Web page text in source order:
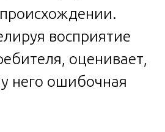
восприятие
оценивает,
него ошибочная